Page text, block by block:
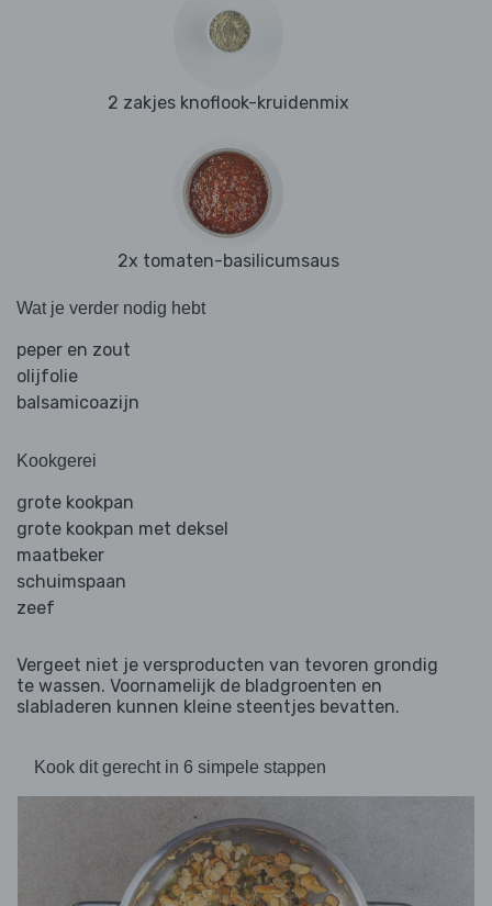
2 zakjes knoflook-kruidenmix
2x tomaten-basilicumsaus
Wat je verder nodig hebt
peper en zout
olijfolie
balsamicoazijn
Kookgerei
grote kookpan
grote kookpan met deksel
maatbeker
schuimspaan
zeef
Vergeet niet je versproducten van tevoren grondig
te wassen. Voornamelijk de bladgroenten en
slabladeren kunnen kleine steentjes bevatten.
Kook dit gerecht in 6 simpele stappen